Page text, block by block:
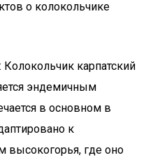
о колокольчике
: Колокольчик карпатский
эндемичным
в основном в
к
высокогорья, где оно